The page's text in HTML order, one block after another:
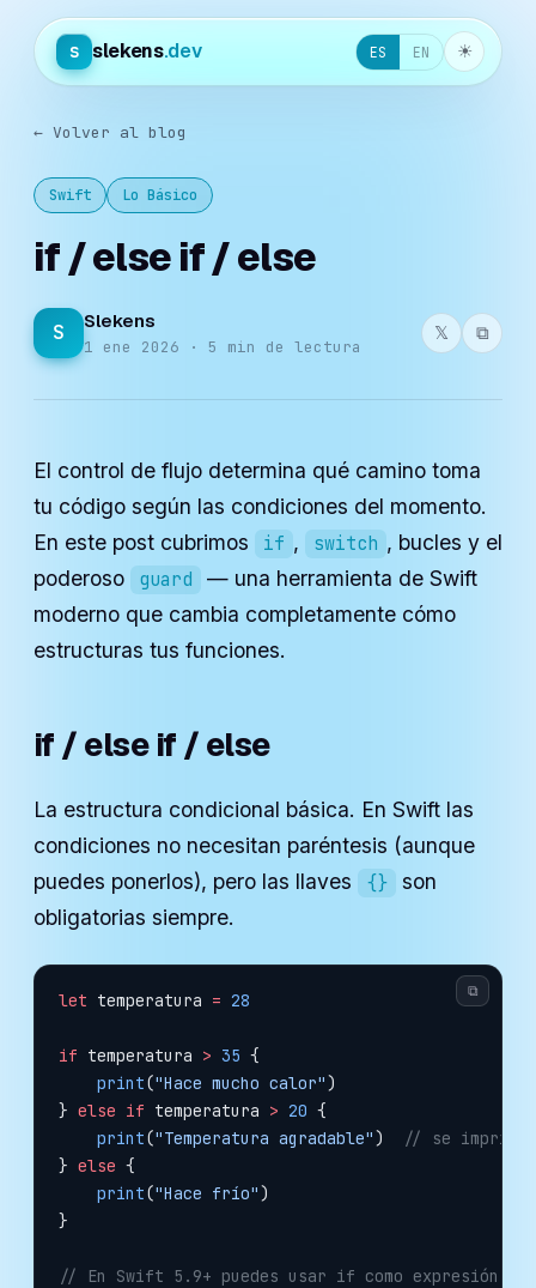
s slekens.dev ES EN ☀︎
← Volver al blog
Swift Lo Básico
if / else if / else
S Slekens
1 ene 2026 · 5 min de lectura
𝕏 ⧉
El control de flujo determina qué camino toma
tu código según las condiciones del momento.
En este post cubrimos
if , switch , bucles y el
poderoso
guard
— una herramienta de Swift
moderno que cambia completamente cómo
estructuras tus funciones.
if / else if / else
La estructura condicional básica. En Swift las
condiciones no necesitan paréntesis (aunque
puedes ponerlos), pero las llaves
{} son
obligatorias siempre.
let temperatura = 28
if temperatura > 35 {
    print
("Hace mucho calor")
} else if temperatura > 20 {
    print
("Temperatura agradable")
// se imprime
} else {
    print
("Hace frío")
}
// En Swift 5.9+ puedes usar if como expresión
⧉